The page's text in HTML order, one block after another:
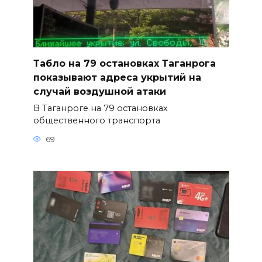
Табло на 79 остановках Таганрога
показывают адреса укрытий на
случай воздушной атаки
В Таганроге на 79 остановках
общественного транспорта
69